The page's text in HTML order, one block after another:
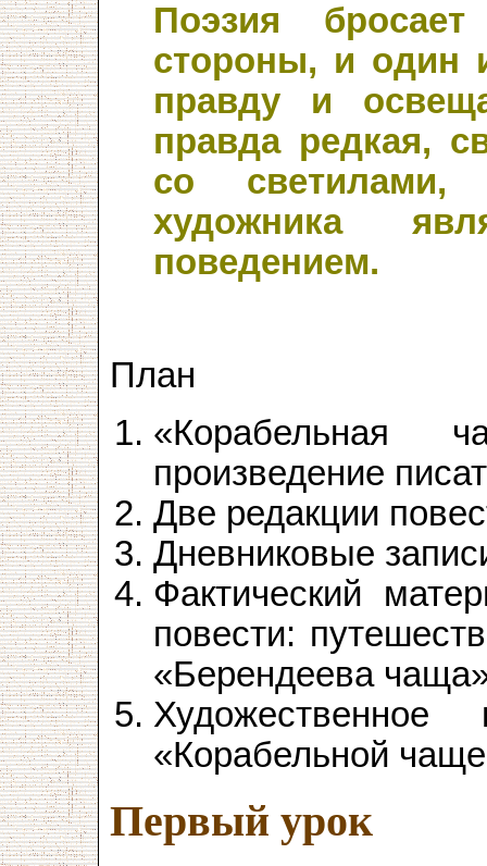
Поэзия
стороны, и один
правду и
правда редкая,
со светилами,
художника
поведением.
План
«Корабельная
произведение
Две редакции
Дневниковые
Фактический
повести:
«Берендеева
«Корабельной
Первый урок